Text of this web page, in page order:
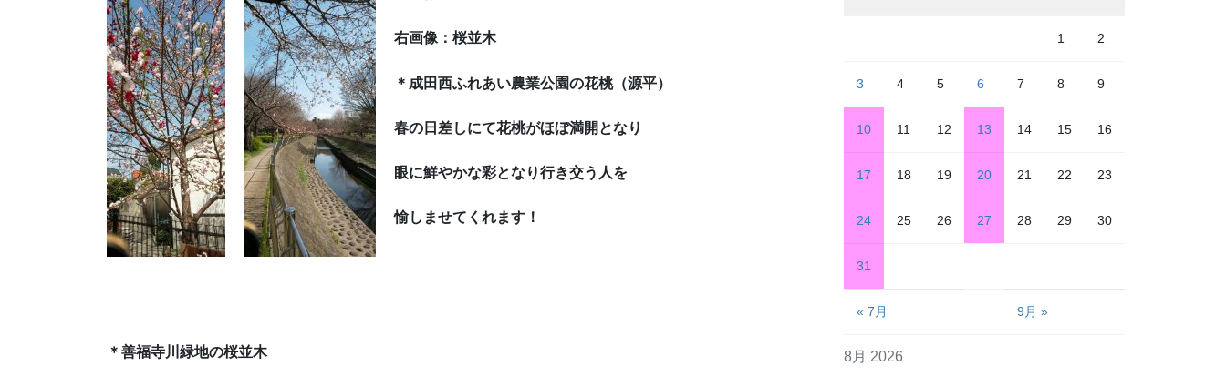
右画像：桜並木
＊成田西ふれあい農業公園の花桃（源平）
春の日差しにて花桃がほぼ満開となり
眼に鮮やかな彩となり行き交う人を
愉しませてくれます！
＊善福寺川緑地の桜並木 8月 2026
1 2
3 4 5 6 7 8 9
10 11 12 13 14 15 16
17 18 19 20 21 22 23
24 25 26 27 28 29 30
31
« 7月 9月 »